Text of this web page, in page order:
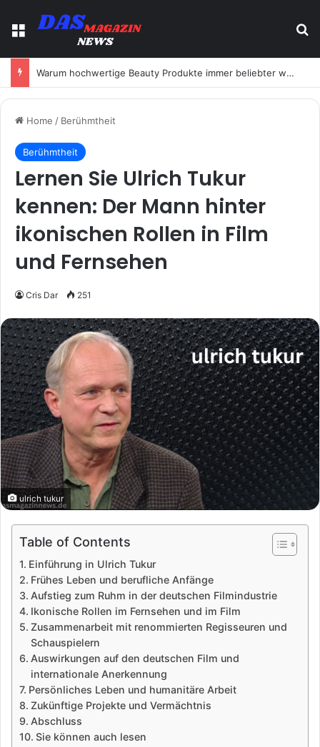
Menu
Warum hochwertige Beauty Produkte immer beliebter werden
Home / Berühmtheit
Berühmtheit
Lernen Sie Ulrich Tukur
kennen: Der Mann hinter
ikonischen Rollen in Film
und Fernsehen
Cris Dar 251
ulrich tukur
Table of Contents
Einführung in Ulrich Tukur
Frühes Leben und berufliche Anfänge
Aufstieg zum Ruhm in der deutschen Filmindustrie
Ikonische Rollen im Fernsehen und im Film
Zusammenarbeit mit renommierten Regisseuren und
Schauspielern
Auswirkungen auf den deutschen Film und
internationale Anerkennung
Persönliches Leben und humanitäre Arbeit
Zukünftige Projekte und Vermächtnis
Abschluss
Sie können auch lesen